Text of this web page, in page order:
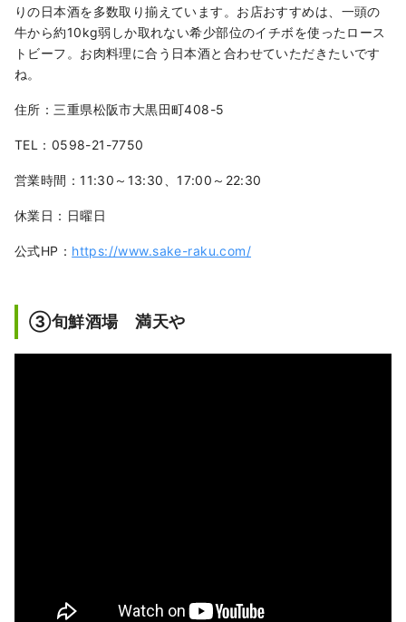
りの日本酒を多数取り揃えています。お店おすすめは、一頭の
牛から約10kg弱しか取れない希少部位のイチボを使ったロース
トビーフ。お肉料理に合う日本酒と合わせていただきたいです
ね。
住所：三重県松阪市大黒田町408-5
TEL：0598-21-7750
営業時間：11:30～13:30、17:00～22:30
休業日：日曜日
公式HP： https://www.sake-raku.com/
➂旬鮮酒場 満天や